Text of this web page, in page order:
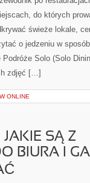
do których
świeże lokale,
o jedzeniu w
Solo (Solo
zdjęć […]
ONLINE
SĄ Z
BIURA I